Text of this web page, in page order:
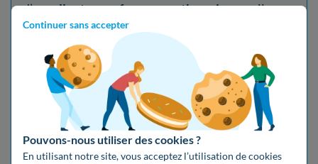
Continuer sans accepter
Pouvons-nous utiliser des cookies ?
En utilisant notre site, vous acceptez l’utilisation de cookies
d’excellentes performances thermiques, elle
peut être complétée pour obtenir un
optimalet maximiser les économies d’énergie
Vous pouvez par exemple procéder à l’isolation
des planchers ;
destoitures;